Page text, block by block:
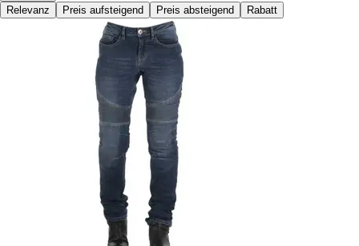
Relevanz
Preis aufsteigend Preis absteigend Rabatt